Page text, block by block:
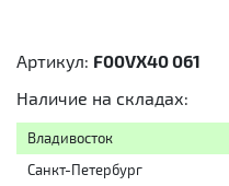
Артикул: F00VX40 061
Наличие на складах:
Владивосток
Санкт-Петербург